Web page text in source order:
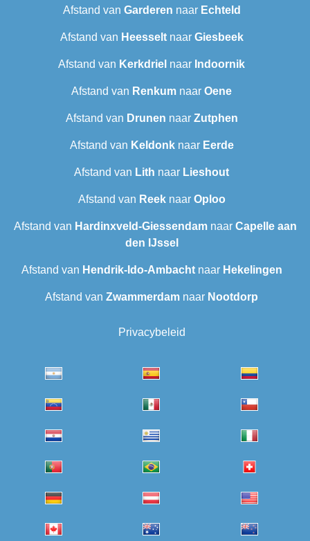
Afstand van Garderen naar Echteld
Afstand van Heesseltnaar Giesbeek
Afstand van Kerkdriel naar Indoornik
Afstand van Renkum naar Oene
Afstand van Drunen naar Zutphen
Afstand van Keldonknaar Eerde
Afstand van Lith naar Lieshout
Afstand van Reeknaar Oploo
Afstand van Hardinxveld-Giessendamnaar Capelle aan
den IJssel
Afstand van Hendrik-Ido-Ambachtnaar Hekelingen
Afstand van Zwammerdam naar Nootdorp
Privacybeleid